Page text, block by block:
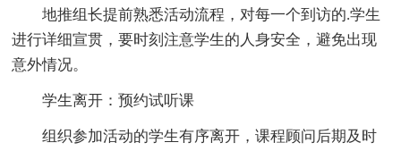
地推组长提前熟悉活动流程，对每一个到访的.学生
进行详细宣贯，要时刻注意学生的人身安全，避免出现
意外情况。
学生离开：预约试听课
组织参加活动的学生有序离开，课程顾问后期及时